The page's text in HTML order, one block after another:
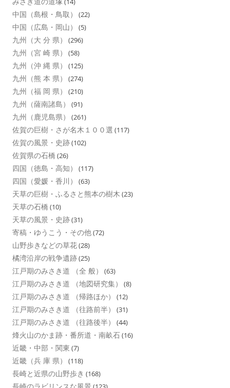
中国（島根・鳥取） (22)
中国（広島・岡山） (5)
九州（大 分 県） (296)
九州（宮 崎 県） (58)
九州（沖 縄 県） (125)
九州（熊 本 県） (274)
九州（福 岡 県） (210)
九州（薩南諸島） (91)
九州（鹿児島県） (261)
佐賀の巨樹・さが名木１００選 (117)
佐賀の風景・史跡(102)
佐賀県の石橋 (26)
四国（徳島・高知） (117)
四国（愛媛・香川） (63)
天草の巨樹・ふるさと熊本の樹木 (23)
天草の石橋 (10)
天草の風景・史跡(31)
寄稿・ゆうこう・その他(72)
山野歩きなどの草花(28)
橘湾沿岸の戦争遺跡(25)
江戸期のみさき道 （全 般） (63)
江戸期のみさき道 （地図研究集） (8)
江戸期のみさき道 （帰路ほか） (12)
江戸期のみさき道 （往路前半） (31)
江戸期のみさき道 （往路後半） (44)
烽火山のかま跡・番所道・南畝石(16)
近畿・中部・関東 (7)
近畿（兵 庫 県） (118)
長崎と近県の山野歩き (168)
長崎のラビリンスな風景